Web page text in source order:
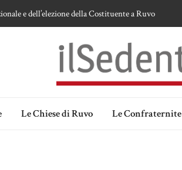
e dell’elezione della Costituente a Ruvo
Madonna delle Grazie di Ruvo di Puglia
Ipotesi e memorie.
Le Chiese di Ruvo Le Confraternite